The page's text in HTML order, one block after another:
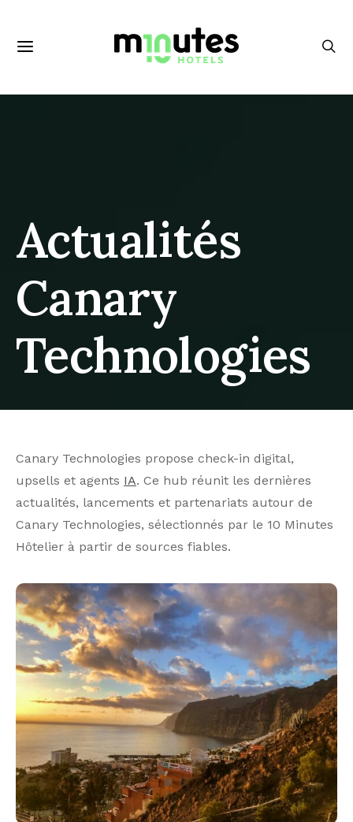
Actualités
Canary
Technologies
Canary Technologies propose check-in digital,
upsells et agents IA. Ce hub réunit les dernières
actualités, lancements et partenariats autour de
Canary Technologies, sélectionnés par le 10 Minutes
Hôtelier à partir de sources fiables.